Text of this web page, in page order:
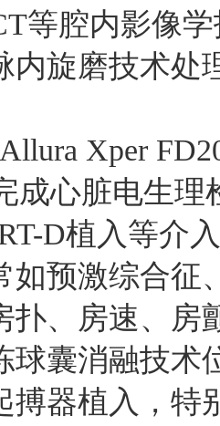
等腔内影像
内旋磨技术处
Xper
心脏电生理
D植入等介
如预激综合征
扑、房速、房
球囊消融技术
搏器植入，特